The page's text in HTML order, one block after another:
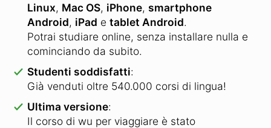
Linux, Mac OS, iPhone, smartphone
Android, iPad e tablet Android.
Potrai studiare online, senza installare nulla e
cominciando da subito.
Studenti soddisfatti:
Già venduti oltre 540.000 corsi di lingua!
Ultima versione:
Il corso di wu per viaggiare è stato